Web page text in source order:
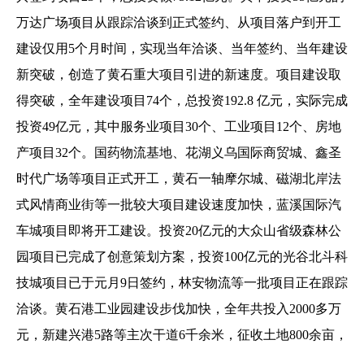
万达广场项目从跟踪洽谈到正式签约、从项目落户到开工
建设仅用5个月时间，实现当年洽谈、当年签约、当年建设
新突破，创造了黄石重大项目引进的新速度。项目建设取
得突破，全年建设项目74个，总投资192.8 亿元，实际完成
投资49亿元，其中服务业项目30个、工业项目12个、房地
产项目32个。国药物流基地、花湖义乌国际商贸城、鑫圣
时代广场等项目正式开工，黄石一轴摩尔城、磁湖北岸法
式风情商业街等一批较大项目建设速度加快，蓝溪国际汽
车城项目即将开工建设。投资20亿元的大众山省级森林公
园项目已完成了创意策划方案，投资100亿元的光谷北斗科
技城项目已于元月9日签约，林安物流等一批项目正在跟踪
洽谈。黄石港工业园建设步伐加快，全年共投入2000多万
元，新建兴港5路等主次干道6千余米，征收土地800余亩，